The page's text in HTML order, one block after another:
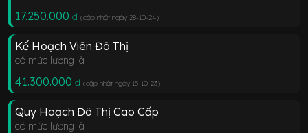
17.250.000 đ (cập nhật ngày 28-10-24)
Kế Hoạch Viên Đô Thị
có mức lương là
41.300.000 đ (cập nhật ngày 15-10-23)
Quy Hoạch Đô Thị Cao Cấp
có mức lương là